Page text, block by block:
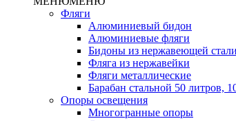
Фляги
Алюминиевый бидон
Алюминиевые фляги
Бидоны из нержавеющей стали
Фляга из нержавейки
Фляги металлические
Барабан стальной 50
Опоры освещения
Многогранные опоры